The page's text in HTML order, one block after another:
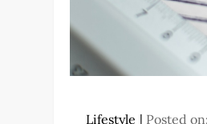
Lifestyle Posted